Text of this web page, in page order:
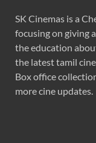
SK Cinemas is a
focusing on giving
the education
the latest tamil
Box office
more cine updates.